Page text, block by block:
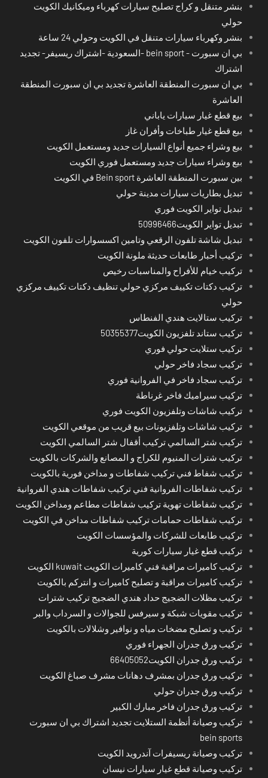
بنشر متنقل و كراج تصليح سيارات كهرباء وميكانيك الكويت
حولي
بنشر وكهرباء سيارات متنقل في الكويت وحولي 24 ساعة
بي ان سبورت - bein sport -السعودية -اشتراك ريسيفر- تجديد
اشتراك
بي ان سبورت المنطقة العاشرة تجديد بي ان سبورت المنطقة
العاشرة
بيع قطع غيار سيارات ياباني
بيع قطع غيار طباخات وأفران غاز
بيع وشراء جميع أنواع السيارات جديد ومستعمل الكويت
بيع وشراء سيارات جديد ومستعمل فوري الكويت
بين سبورت المنطقة العاشرة Bein sport في الكويت
تبديل بطاريات سيارات مدينة حولي
تبديل تواير الكويت فوري
تبديل تواير الكويت50996466
تبديل شاشة تلفون الرقعي وتامين اكسسوارات تلفون الكويت
تركيب أحبار طابعات حديثة ملونة الكويت
تركيب خيام للأفراح والمناسبات رخيص
تركيب دكتات تكييف مركزي حولي تنظيف دكتات تكييف مركزي
حولي
تركيب ستالايت هندي الفنطاس
تركيب ستاند تلفزيون الكويت50355377
تركيب ستلايت حولي فوري
تركيب سجاد فاخر حولي
تركيب سجاد فاخر في الفروانية فوري
تركيب سيراميك فاخر غرناطة
تركيب شاشات وتلفزيون الكويت فوري
تركيب شاشات وتلفزيونات بيع قريب من موقعي الكويت
تركيب شتر السالمي تركيب أقفال شتر السالمي الكويت
تركيب شترات المنيوم للكراج و المصانع والشركات بالكويت
تركيب شفاط فني تركيب شفاطات و مداخن فورية بالكويت
تركيب شفاطات الفروانية فني تركيب شفاطات هندي الفروانية
تركيب شفاطات تهوية تركيب شفاطات مطاعم ومداخن الكويت
تركيب شفاطات حمامات تركيب شفاطات مداخن في الكويت
تركيب طابعات للشركات والمؤسسات الكويت
تركيب قطع غيار سيارات كورية
تركيب كاميرات مراقبة فني كاميرات الكويت kuwait الكويت
تركيب كاميرات مراقبة و تصليح كاميرات و انتركم بالكويت
تركيب مظلات الضجيج حداد هندي الضجيج تركيب شترات
تركيب مقويات شبكة و سيرفس للجوالات و السرداب والبر
تركيب و تصليح مضخات مياه و نوافير وشلالات بالكويت
تركيب ورق جدران الجهراء فوري
تركيب ورق جدران الكويت66405052
تركيب ورق جدران بمشرف دهانات مشرف صباغ الكويت
تركيب ورق جدران حولي
تركيب ورق جدران فاخر مبارك الكبير
تركيب وصيانة أنظمة الستلايت تجديد اشتراك بي ان سبورت
bein sports
تركيب وصيانة ريسيفرات آندرويد الكويت
تركيب وصيانة قطع غيار سيارات نيسان